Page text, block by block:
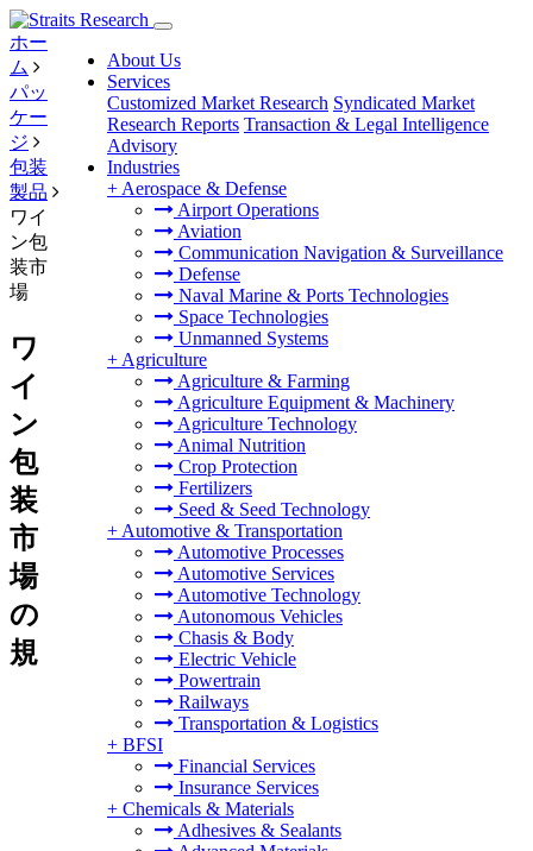
About Us
Services
Customized Market Research Syndicated Market
Research Reports Transaction & Legal Intelligence
Advisory
Industries
+ Aerospace & Defense
Airport Operations
Aviation
Communication Navigation & Surveillance
Defense
Naval Marine & Ports Technologies
Space Technologies
Unmanned Systems
+ Agriculture
Agriculture & Farming
Agriculture Equipment & Machinery
Agriculture Technology
Animal Nutrition
Crop Protection
Fertilizers
Seed & Seed Technology
+ Automotive & Transportation
Automotive Processes
Automotive Services
Automotive Technology
Autonomous Vehicles
Chasis & Body
Electric Vehicle
Powertrain
Railways
Transportation & Logistics
+ BFSI
Financial Services
Insurance Services
+ Chemicals & Materials
Adhesives & Sealants
ホー
ム
パッ
ケー
ジ
包装
製品
ワイ
ン包
装市
場
ワ
イ
ン
包
装
市
場
の
規